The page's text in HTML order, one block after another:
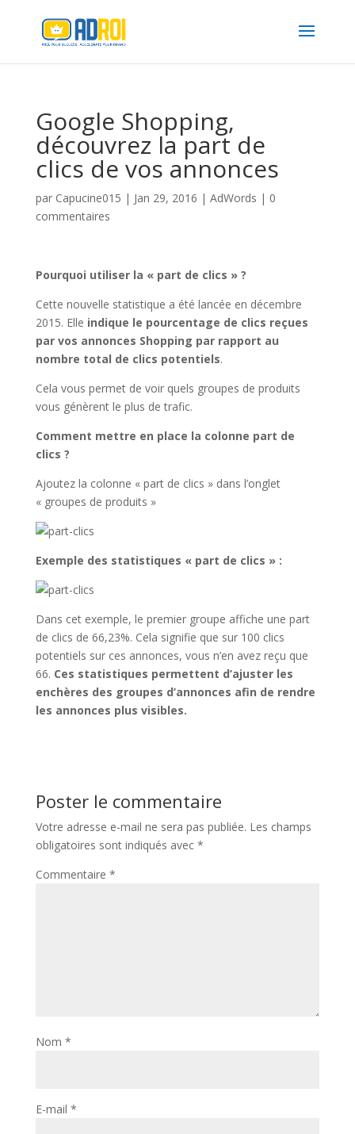
Google Shopping,
découvrez la part de
clics de vos annonces
par Capucine015 | Jan 29, 2016 | AdWords | 0
commentaires
Pourquoi utiliser la « part de clics » ?
Cette nouvelle statistique a été lancée en décembre
2015. Elle indique le pourcentage de clics reçues
par vos annonces Shopping par rapport au
nombre total de clics potentiels.
Cela vous permet de voir quels groupes de produits
vous génèrent le plus de trafic.
Comment mettre en place la colonne part de
clics ?
Ajoutez la colonne « part de clics » dans l’onglet
« groupes de produits »
Exemple des statistiques « part de clics » :
Dans cet exemple, le premier groupe affiche une part
de clics de 66,23%. Cela signifie que sur 100 clics
potentiels sur ces annonces, vous n’en avez reçu que
66. Ces statistiques permettent d’ajuster les
enchères des groupes d’annonces afin de rendre
les annonces plus visibles.
Poster le commentaire
Votre adresse e-mail ne sera pas publiée. Les champs
obligatoires sont indiqués avec *
Commentaire *
Nom *
E-mail *